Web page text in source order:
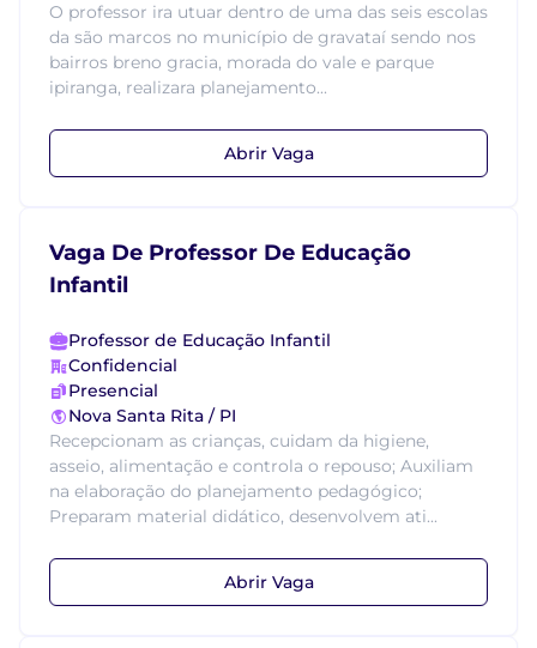
O professor ira utuar dentro de uma das seis escolas
da são marcos no município de gravataí sendo nos
bairros breno gracia, morada do vale e parque
ipiranga, realizara planejamento...
Abrir Vaga
Vaga De Professor De Educação
Infantil
Professor de Educação Infantil
Confidencial
Presencial
Nova Santa Rita / PI
Recepcionam as crianças, cuidam da higiene,
asseio, alimentação e controla o repouso; Auxiliam
na elaboração do planejamento pedagógico;
Preparam material didático, desenvolvem ati...
Abrir Vaga